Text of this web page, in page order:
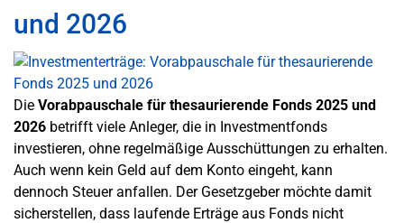
und 2026
Die Vorabpauschale für thesaurierende Fonds 2025 und
2026 betrifft viele Anleger, die in Investmentfonds
investieren, ohne regelmäßige Ausschüttungen zu erhalten.
Auch wenn kein Geld auf dem Konto eingeht, kann
dennoch Steuer anfallen. Der Gesetzgeber möchte damit
sicherstellen, dass laufende Erträge aus Fonds nicht